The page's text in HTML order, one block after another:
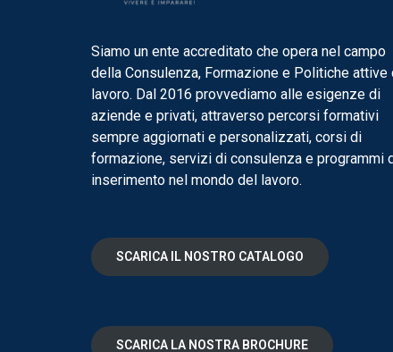
Siamo un ente accreditato che opera nel campo
della Consulenza, Formazione e Politiche attive
lavoro. Dal 2016 provvediamo alle esigenze di
aziende e privati, attraverso percorsi formativi
sempre aggiornati e personalizzati, corsi di
formazione, servizi di consulenza e programmi
inserimento nel mondo del lavoro.
SCARICA IL NOSTRO CATALOGO
SCARICA LA NOSTRA BROCHURE